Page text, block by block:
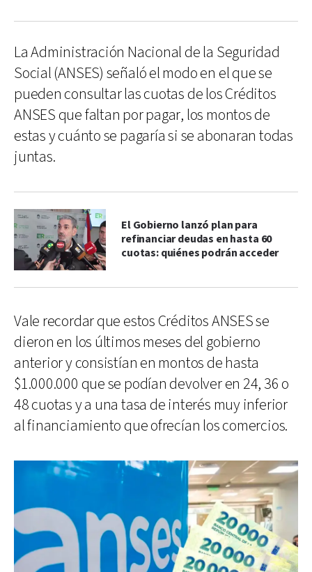
La Administración Nacional de la Seguridad
Social (ANSES) señaló el modo en el que se
pueden consultar las cuotas de los Créditos
ANSES que faltan por pagar, los montos de
estas y cuánto se pagaría si se abonaran todas
juntas.
El Gobierno lanzó plan para
refinanciar deudas en hasta 60
cuotas: quiénes podrán acceder
Vale recordar que estos Créditos ANSES se
dieron en los últimos meses del gobierno
anterior y consistían en montos de hasta
$1.000.000 que se podían devolver en 24, 36 o
48 cuotas y a una tasa de interés muy inferior
al financiamiento que ofrecían los comercios.